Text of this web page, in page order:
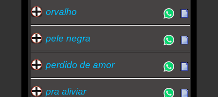
orvalho
pele negra
perdido de amor
pra aliviar